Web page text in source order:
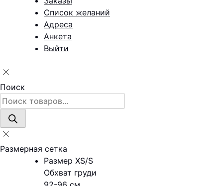
Список желаний
Адреса
Анкета
Выйти
Поиск
Поиск
товаров
Размерная сетка
Размер XS/S
Обхват груди